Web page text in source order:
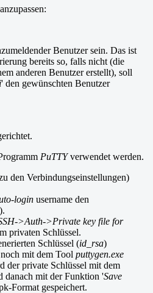
Benutzer sein. Das ist
bereits so, falls nicht (die
anderen Benutzer erstellt), soll
' den gewünschten Benutzer
PuTTYverwendet werden.
den Verbindungseinstellungen)
login username den
>Auth->Private key file for
privaten Schlüssel.
Schlüssel (id_rsa)
mit dem Tool puttygen.exe
der private Schlüssel mit dem
danach mit der Funktion 'Save
Format gespeichert.